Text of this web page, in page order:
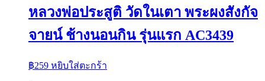
หลวงพ่อประสูติ วัดในเตา พระผงสังกัจ
จายน์ ช้างนอนกิน รุ่นแรก AC3439
฿259 หยิบใส่ตะกร้า